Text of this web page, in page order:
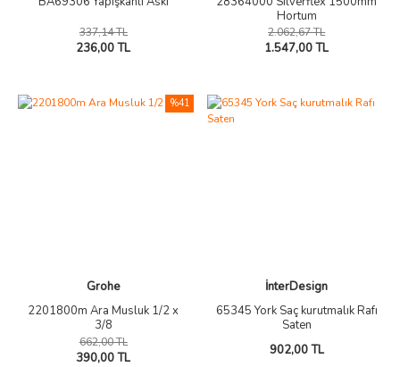
337,14 TL
236,00 TL
Hortum
2.062,67 TL
1.547,00 TL
Grohe
2201800m Ara Musluk 1/2 x
3/8
662,00 TL
390,00 TL
%41
İnterDesign
65345 York Saç kurutmalık Rafı
Saten
902,00 TL